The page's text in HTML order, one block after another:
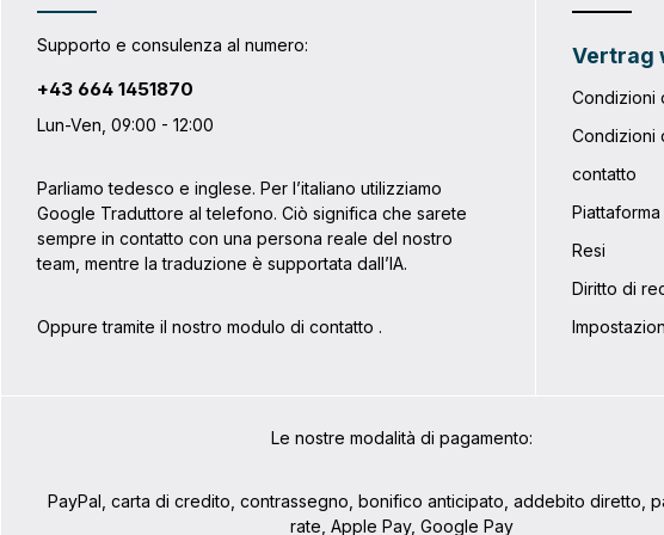
54 gAltezza: 27 cmCirconferenza: 55
cmDiametro: 17 cm Volume: 12 litriPeso:
70 gAltezza: 32 cmCirconferenza: 67
104 gAltezza: 42 cmCirconferenza: 83
cmDiametro: 26 cm
Supporto e consulenza al numero:
+43 664 1451870
Lun-Ven, 09:00 - 12:00
Parliamo tedesco e inglese. Per l’italiano utilizziamo
Google Traduttore al telefono. Ciò significa che sarete
sempre in contatto con una persona reale del nostro
team, mentre la traduzione è supportata dall’IA.
Oppure tramite il nostro modulo di contatto .
Vertrag
Condizioni
Condizioni
contatto
Piattaforma
Resi
Diritto di
Le nostre modalità di pagamento:
PayPal, carta di credito, contrassegno, bonifico anticipato, addebito diretto,
rate, Apple Pay, Google Pay